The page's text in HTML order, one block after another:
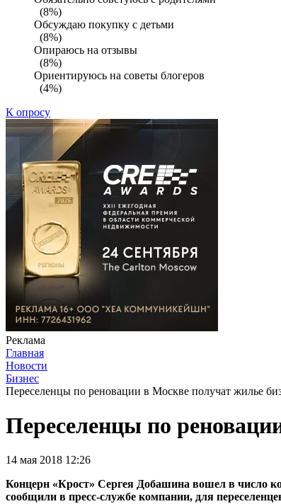
(8%)
Обсуждаю покупку с детьми
(8%)
Опираюсь на отзывы
(8%)
Ориентируюсь на советы блогеров
(4%)
К опросу
Реклама
Главная
Новости
Бизнес
Переселенцы по реновации в Москве получат жилье
Переселенцы по
14 мая 2018 12:26
Концерн «Крост» Сергея Добашина вошел в число
сообщили в пресс-службе компании, для